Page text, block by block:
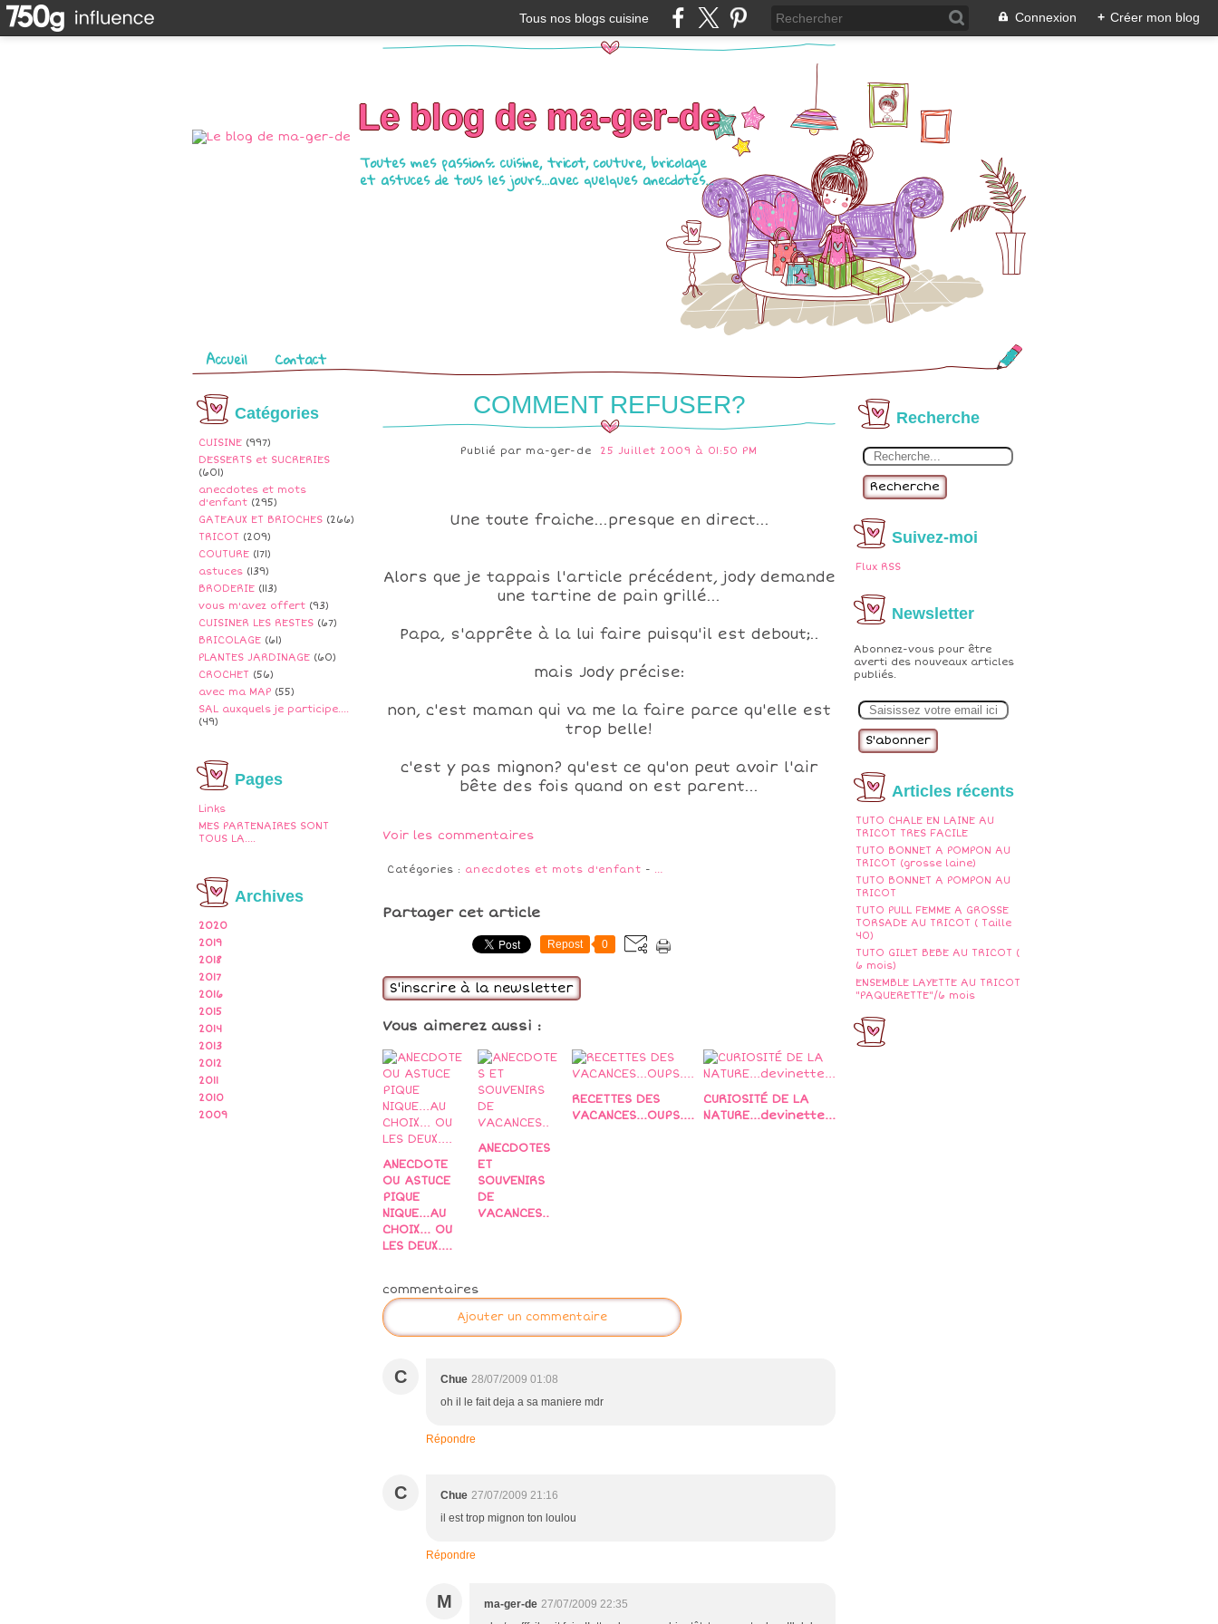
Tous nos blogs cuisine Connexion + Créer mon blog
Le blog de ma-ger-de
Toutes mes passions: cuisine, tricot, couture, bricolage
et astuces de tous les jours...avec quelques anecdotes...
Pages
Accueil Contact
Catégories
CUISINE (997)
DESSERTS et SUCRERIES
(601)
anecdotes et mots
d'enfant (295)
GATEAUX ET BRIOCHES (266)
TRICOT (209)
COUTURE (171)
astuces (139)
BRODERIE (113)
vous m'avez offert (93)
CUISINER LES RESTES (67)
BRICOLAGE (61)
PLANTES JARDINAGE (60)
CROCHET (56)
avec ma MAP (55)
SAL auxquels je participe....
(49)
Pages
Links
MES PARTENAIRES SONT
TOUS LA....
Archives
2020
2019
2018
2017
2016
2015
2014
2013
2012
2011
2010
2009
Recherche
Recherche
Suivez-moi
Flux RSS
Newsletter
Abonnez-vous pour être
averti des nouveaux articles
publiés.
m
Articles récents
TUTO CHALE EN LAINE AU
TRICOT TRES FACILE
TUTO BONNET A POMPON AU
TRICOT (grosse laine)
TUTO BONNET A POMPON AU
TRICOT
TUTO PULL FEMME A GROSSE
TORSADE AU TRICOT ( Taille
40)
TUTO GILET BEBE AU TRICOT (
6 mois)
ENSEMBLE LAYETTE AU TRICOT
"PAQUERETTE"/6 mois
COMMENT REFUSER?
Publié par ma-ger-de 25 Juillet 2009 à 01:50 PM
Une toute fraiche...presque en direct...
Alors que je tappais l'article précédent, jody demande
une tartine de pain grillé...
Papa, s'apprête à la lui faire puisqu'il est debout;..
mais Jody précise:
non, c'est maman qui va me la faire parce qu'elle est
trop belle!
c'est y pas mignon? qu'est ce qu'on peut avoir l'air
bête des fois quand on est parent...
Voir les commentaires
Catégories : anecdotes et mots d'enfant - …
Partager cet article
Repost 0
S'inscrire à la newsletter
Vous aimerez aussi :
ANECDOTE
OU ASTUCE
PIQUE
NIQUE...AU
CHOIX... OU
LES DEUX....
ANECDOTES
ET
SOUVENIRS
DE
VACANCES..
RECETTES DES
VACANCES...OUPS....
CURIOSITÉ DE LA
NATURE...devinette...
commentaires
Ajouter un commentaire
C Chue 28/07/2009 01:08
oh il le fait deja a sa maniere mdr
Répondre
C Chue 27/07/2009 21:16
il est trop mignon ton loulou
Répondre
M ma-ger-de 27/07/2009 22:35